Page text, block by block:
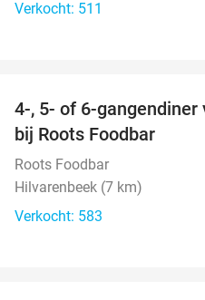
Verkocht: 511
4-, 5- of 6-gangendiner
bij Roots Foodbar
Roots Foodbar
Hilvarenbeek (7 km)
Verkocht: 583